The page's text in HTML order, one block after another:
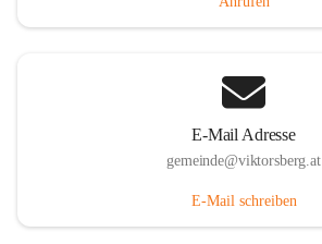
E-Mail Adresse
gemeinde@viktorsberg.at
E-Mail schreiben